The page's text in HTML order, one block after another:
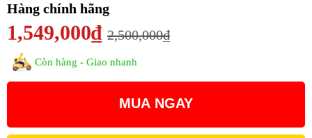
Hàng chính hãng
1,549,000₫ 2,500,000₫
Còn hàng - Giao nhanh
MUA NGAY